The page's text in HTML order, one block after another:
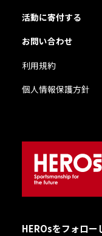
活動に寄付する
お問い合わせ
利用規約
個人情報保護方針
HEROsをフォロー